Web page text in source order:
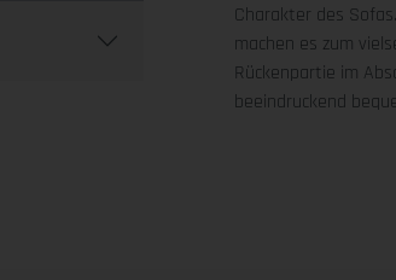
Charakter des
machen es zum
Rückenpartie im
beeindruckend